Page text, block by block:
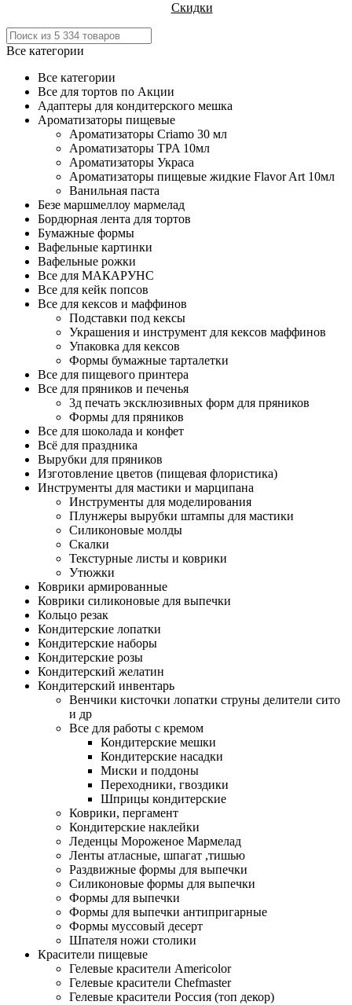
Скидки
Все категории
Все категории
Все для тортов по Акции
Адаптеры для кондитерского мешка
Ароматизаторы пищевые
Ароматизаторы Criamo 30 мл
Ароматизаторы TPA 10мл
Ароматизаторы Украса
Ароматизаторы пищевые жидкие Flavor Art 10мл
Ванильная паста
Безе маршмеллоу мармелад
Бордюрная лента для тортов
Бумажные формы
Вафельные картинки
Вафельные рожки
Все для МАКАРУНС
Все для кейк попсов
Все для кексов и маффинов
Подставки под кексы
Украшения и инструмент для кексов маффинов
Упаковка для кексов
Формы бумажные тарталетки
Все для пищевого принтера
Все для пряников и печенья
3д печать эксклюзивных форм для пряников
Формы для пряников
Все для шоколада и конфет
Всё для праздника
Вырубки для пряников
Изготовление цветов (пищевая флористика)
Инструменты для мастики и марципана
Инструменты для моделирования
Плунжеры вырубки штампы для мастики
Силиконовые молды
Скалки
Текстурные листы и коврики
Утюжки
Коврики армированные
Коврики силиконовые для выпечки
Кольцо резак
Кондитерские лопатки
Кондитерские наборы
Кондитерские розы
Кондитерский желатин
Кондитерский инвентарь
Венчики кисточки лопатки струны делители сито
и др
Все для работы с кремом
Кондитерские мешки
Кондитерские насадки
Миски и поддоны
Переходники, гвоздики
Шприцы кондитерские
Коврики, пергамент
Кондитерские наклейки
Леденцы Мороженое Мармелад
Ленты атласные, шпагат ,тишью
Раздвижные формы для выпечки
Силиконовые формы для выпечки
Формы для выпечки
Формы для выпечки антипригарные
Формы муссовый десерт
Шпателя ножи столики
Красители пищевые
Гелевые красители Americolor
Гелевые красители Chefmaster
Гелевые красители Россия (топ декор)